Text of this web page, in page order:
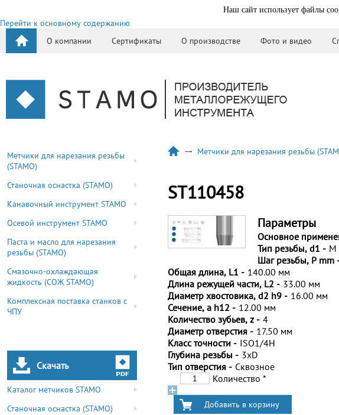
Наш сайт использует файлы
Перейти к основному содержанию
О компании
Сертификаты О производстве Фото и видео
Метчики для нарезания резьбы
(STAMO)
Станочная оснастка (STAMO)
Канавочный инструмент STAMO
Осевой инструмент STAMO
Паста и масло для нарезания
резьбы (STAMO)
Смазочно-охлаждающая
жидкость (СОЖ STAMO)
Комплексная поставка станков с
ЧПУ
Скачать
Каталог метчиков STAMO
Станочная оснастка (STAMO)
Метчики для нарезания резьбы
ST110458
Параметры
Основное
Тип резьбы, d1 - M
Шаг резьбы, P mm
Общая длина, L1 - 140.00 мм
Длина режущей части, L2 - 33.00 мм
Диаметр хвостовика, d2 h9 - 16.00 мм
Сечение, a h12 - 12.00 мм
Количество зубьев, z - 4
Диаметр отверстия - 17.50 мм
Класс точности - ISO1/4H
Глубина резьбы - 3xD
Тип отверстия - Сквозное
Количество *